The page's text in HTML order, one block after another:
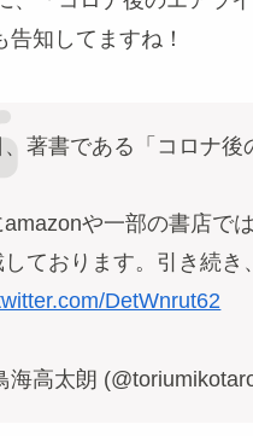
告知してますね！
著書である「コロナ後
amazonや一部の書店で
ております。引き続き
DetWnrut62
高太朗